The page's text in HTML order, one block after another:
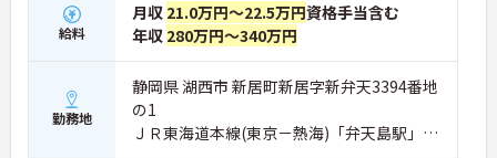
給料
月収 21.0万円～22.5万円資格手当含む
年収 280万円～340万円
勤務地
静岡県 湖西市 新居町新居字新弁天3394番地
の1
ＪＲ東海道本線(東京－熱海)「弁天島駅」徒